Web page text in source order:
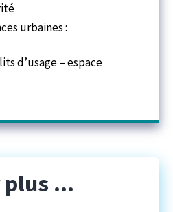
plus ...
urbaines :
d’usage – espace